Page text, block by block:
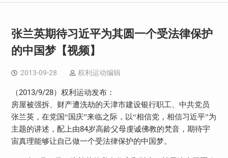
张兰英期待习近平为其圆一个受法律保护
的中国梦【视频】
2013-09-28 权利运动编辑
（2013/9/28）权利运动发布：
房屋被强拆、财产遭洗劫的天津市建设银行职工、中共党员
张兰英，在党国“国庆”来临之际，以“相信党，相信习近平”为
主题的讲述，配上由84岁高龄父母虔诚佛教的梵音，期待宇
宙真理能够让自己做一个受法律保护的中国梦。